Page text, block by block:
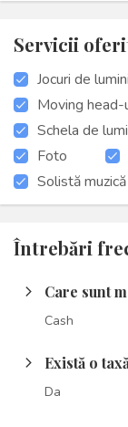
Servicii
Jocuri de lumini
Moving head-
Schela de
Foto
Solistă
Întrebări
arrow_forward_ios Care sunt
Cash
arrow_forward_ios Există o
Da